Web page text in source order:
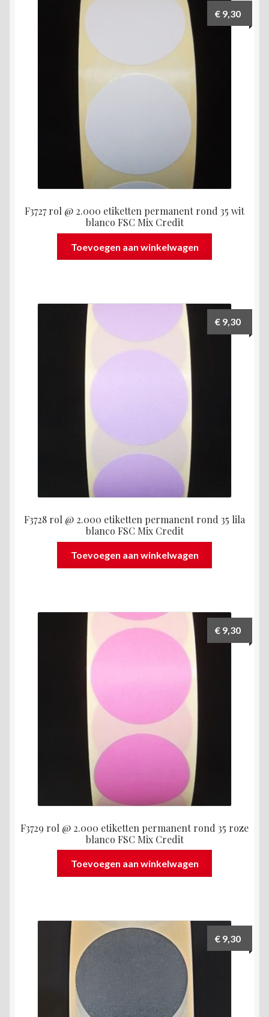
F3727 rol @ 2.000 etiketten permanent rond 35 wit
blanco FSC Mix Credit
€ 9,30
Toevoegen aan winkelwagen
F3728 rol @ 2.000 etiketten permanent rond 35 lila
blanco FSC Mix Credit
€ 9,30
Toevoegen aan winkelwagen
F3729 rol @ 2.000 etiketten permanent rond 35 roze
blanco FSC Mix Credit
€ 9,30
Toevoegen aan winkelwagen
€ 9,30